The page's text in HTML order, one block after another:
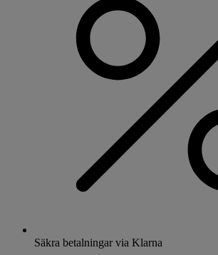
Säkra betalningar via Klarna